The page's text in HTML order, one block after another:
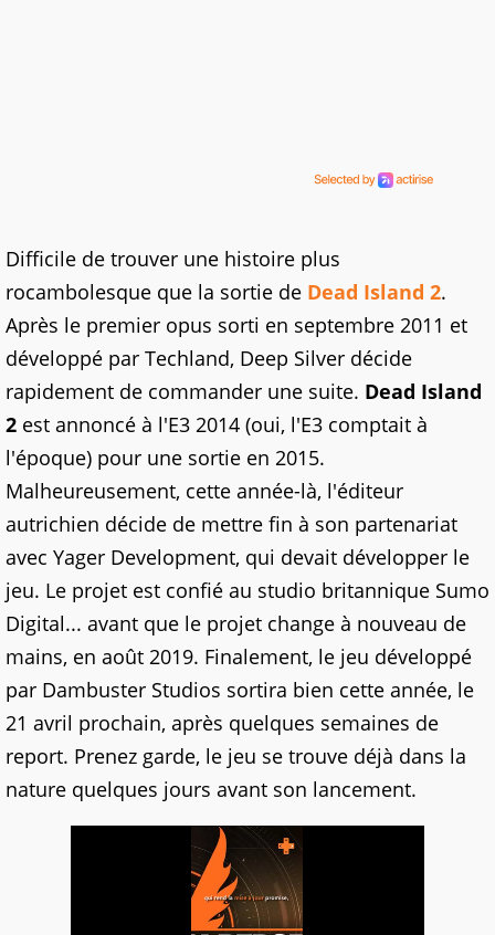
Difficile de trouver une histoire plus
rocambolesque que la sortie de Dead Island 2.
Après le premier opus sorti en septembre 2011 et
développé par Techland, Deep Silver décide
rapidement de commander une suite. Dead Island
2 est annoncé à l'E3 2014 (oui, l'E3 comptait à
l'époque) pour une sortie en 2015.
Malheureusement, cette année-là, l'éditeur
autrichien décide de mettre fin à son partenariat
avec Yager Development, qui devait développer le
jeu. Le projet est confié au studio britannique Sumo
Digital... avant que le projet change à nouveau de
mains, en août 2019. Finalement, le jeu développé
par Dambuster Studios sortira bien cette année, le
21 avril prochain, après quelques semaines de
report. Prenez garde, le jeu se trouve déjà dans la
nature quelques jours avant son lancement.